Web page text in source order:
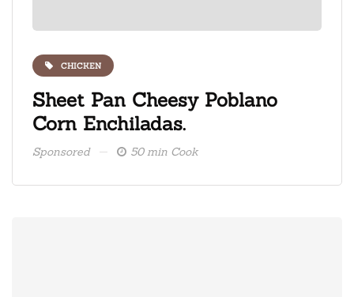
CHICKEN
Sheet Pan Cheesy Poblano
Corn Enchiladas.
Sponsored 50 min Cook